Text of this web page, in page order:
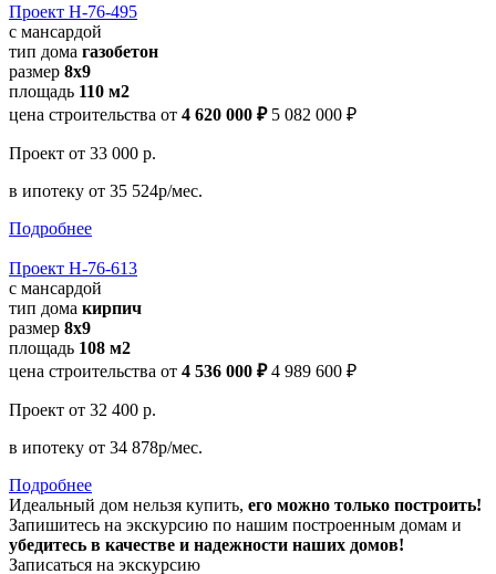
Проект Н-76-495
с мансардой
тип дома газобетон
размер 8х9
площадь 110 м2
цена строительства от 4 620 000 ₽ 5 082 000 ₽
Проект от 33 000 р.
в ипотеку от 35 524р/мес.
Подробнее
Проект Н-76-613
с мансардой
тип дома кирпич
размер 8x9
площадь 108 м2
цена строительства от 4 536 000 ₽ 4 989 600 ₽
Проект от 32 400 р.
в ипотеку от 34 878р/мес.
Подробнее
Идеальный дом нельзя купить, его можно только построить!
Запишитесь на экскурсию по нашим построенным домам и
убедитесь в качестве и надежности наших домов!
Записаться на экскурсию